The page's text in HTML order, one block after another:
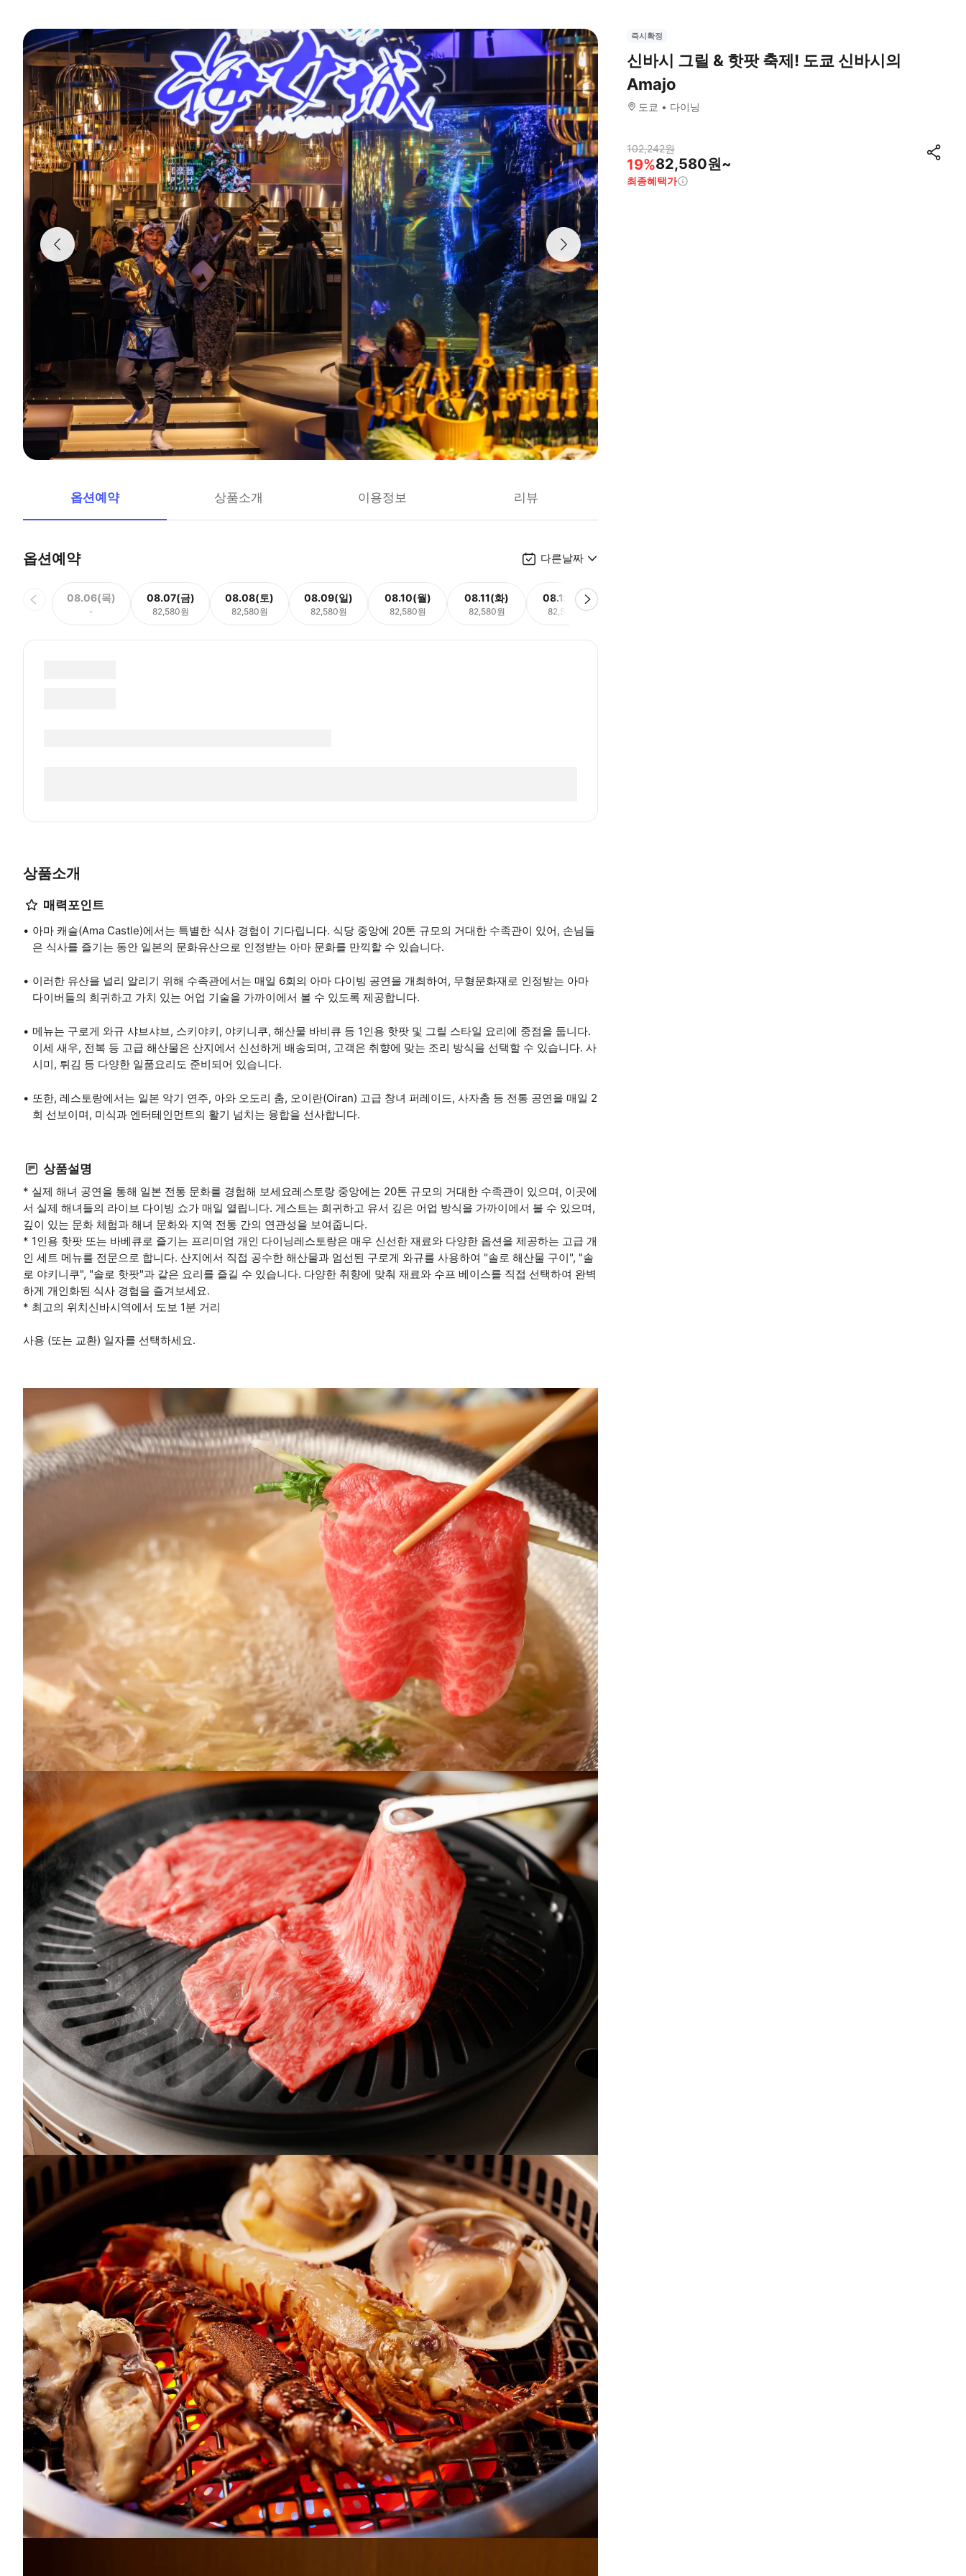
옵션예약 상품소개 이용정보 리뷰
옵션예약 다른날짜
08.06(목)
-
08.07(금)
82,580원
08.08(토)
82,580원
08.09(일)
82,580원
08.10(월)
82,580원
08.11(화)
82,580원
08.12(수)
82,580원
상품소개
매력포인트
아마 캐슬(Ama Castle)에서는 특별한 식사 경험이 기다립니다. 식당 중앙에 20톤 규모의 거대한 수족관이 있어, 손님들
은 식사를 즐기는 동안 일본의 문화유산으로 인정받는 아마 문화를 만끽할 수 있습니다.
이러한 유산을 널리 알리기 위해 수족관에서는 매일 6회의 아마 다이빙 공연을 개최하여, 무형문화재로 인정받는 아마
다이버들의 희귀하고 가치 있는 어업 기술을 가까이에서 볼 수 있도록 제공합니다.
메뉴는 구로게 와규 샤브샤브, 스키야키, 야키니쿠, 해산물 바비큐 등 1인용 핫팟 및 그릴 스타일 요리에 중점을 둡니다.
이세 새우, 전복 등 고급 해산물은 산지에서 신선하게 배송되며, 고객은 취향에 맞는 조리 방식을 선택할 수 있습니다. 사
시미, 튀김 등 다양한 일품요리도 준비되어 있습니다.
또한, 레스토랑에서는 일본 악기 연주, 아와 오도리 춤, 오이란(Oiran) 고급 창녀 퍼레이드, 사자춤 등 전통 공연을 매일 2
회 선보이며, 미식과 엔터테인먼트의 활기 넘치는 융합을 선사합니다.
상품설명
* 실제 해녀 공연을 통해 일본 전통 문화를 경험해 보세요레스토랑 중앙에는 20톤 규모의 거대한 수족관이 있으며, 이곳에
서 실제 해녀들의 라이브 다이빙 쇼가 매일 열립니다. 게스트는 희귀하고 유서 깊은 어업 방식을 가까이에서 볼 수 있으며,
깊이 있는 문화 체험과 해녀 문화와 지역 전통 간의 연관성을 보여줍니다.
* 1인용 핫팟 또는 바베큐로 즐기는 프리미엄 개인 다이닝레스토랑은 매우 신선한 재료와 다양한 옵션을 제공하는 고급 개
인 세트 메뉴를 전문으로 합니다. 산지에서 직접 공수한 해산물과 엄선된 구로게 와규를 사용하여 "솔로 해산물 구이", "솔
로 야키니쿠", "솔로 핫팟"과 같은 요리를 즐길 수 있습니다. 다양한 취향에 맞춰 재료와 수프 베이스를 직접 선택하여 완벽
하게 개인화된 식사 경험을 즐겨보세요.
* 최고의 위치신바시역에서 도보 1분 거리
사용 (또는 교환) 일자를 선택하세요.
즉시확정
신바시 그릴 & 핫팟 축제! 도쿄 신바시의
Amajo
도쿄 다이닝
102,242원
19%82,580원~
최종혜택가